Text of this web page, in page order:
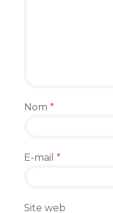
Nom *
E-mail *
Site web